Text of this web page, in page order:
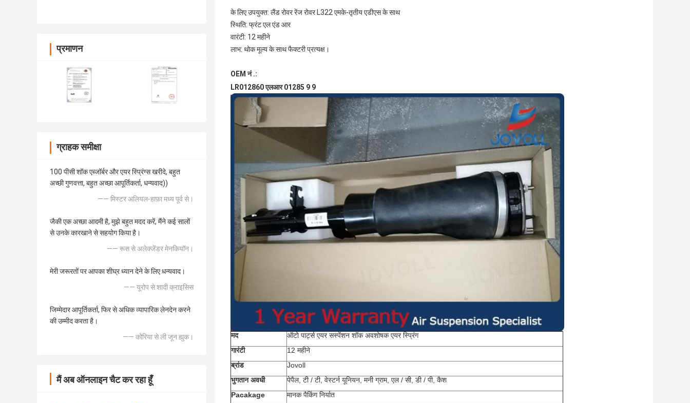
प्रमाणन
ग्राहक समीक्षा
100 पीसी शॉक एब्जॉर्बर और एयर स्प्रिंग्स खरीदे, बहुत
अच्छी गुणवत्ता, बहुत अच्छा आपूर्तिकर्ता, धन्यवाद))
—— मिस्टर अलियल-हाफ़ा मध्य पूर्व से।
जैकी एक अच्छा आदमी है, मुझे बहुत मदद करें, मैंने कई सालों
से उनके कारखाने से सहयोग किया है।
—— रूस से अलेक्जेंडर मेनकियॉन।
मेरी जरूरतों पर आपका शीघ्र ध्यान देने के लिए धन्यवाद।
—— यूरोप से शादी क्राइसिस
जिम्मेदार आपूर्तिकर्ता, फिर से अधिक व्यापारिक लेनदेन करने
की उम्मीद करता है।
—— कोरिया से ली जून ह्युक।
मैं अब ऑनलाइन चैट कर रहा हूँ
के लिए उपयुक्त: लैंड रोवर रेंज रोवर L322 एमके-तृतीय एडीएस के साथ
स्थिति: फ्रंट एल एंड आर
वारंटी: 12 महीने
लाभ: थोक मूल्य के साथ फैक्टरी प्रत्यक्ष।
OEM नं .:
LR012860 एलआर 01285 9 9
मद
ऑटो पार्ट्स एयर सस्पेंशन शॉक अवशोषक एयर स्प्रिंग
गारंटी
12 महीने
ब्रांड
Jovoll
भुगतान अवधी
पेपैल, टी / टी, वेस्टर्न यूनियन, मनी ग्राम, एल / सी, डी / पी, कैश
Pacakage
मानक पैकिंग निर्यात